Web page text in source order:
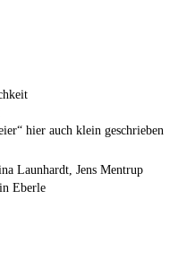
hier auch klein geschrieben
Launhardt, Jens Mentrup
Eberle